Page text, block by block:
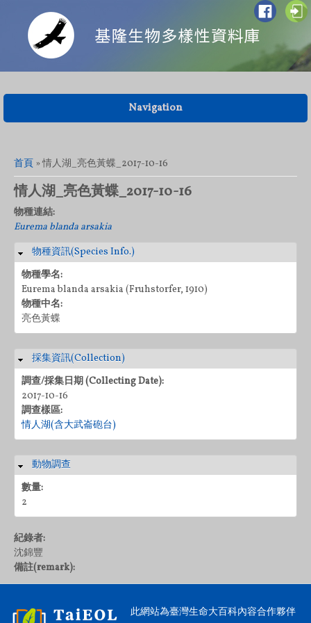
Navigation
您在這裡
首頁 » 情人湖_亮色黃蝶_2017-10-16
情人湖_亮色黃蝶_2017-10-16
物種連結:
Eurema blanda arsakia
隱藏
物種資訊(Species Info.)
物種學名:
Eurema blanda arsakia (Fruhstorfer, 1910)
物種中名:
亮色黃蝶
隱藏
採集資訊(Collection)
調查/採集日期 (Collecting Date):
2017-10-16
調查樣區:
情人湖(含大武崙砲台)
隱藏
動物調查
數量:
2
紀錄者:
沈錦豐
備註(remark):
此網站為臺灣生命大百科內容合作夥伴